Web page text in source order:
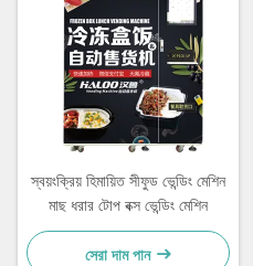
স্বয়ংক্রিয় হিমায়িত সীফুড ভেন্ডিং মেশিন
মাছ ধরার টোপ বক্স ভেন্ডিং মেশিন
সেরা দাম পান